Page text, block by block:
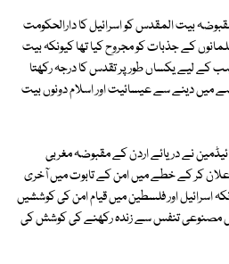
بیت المقدس کو اسرائیل کا دارالحکومت
کے جذبات کو مجروح کیا تھا کیونکہ بیت
کے لیے یکساں طور پر تقدس کا درجہ رکھتا
میں دینے سے عیسائیت اور اسلام دونوں بیت
نے دریائے اردن کے مقبوضہ مغربی
کر کے خطے میں امن کے تابوت میں آخری
اور فلسطین میں قیام امن کی کوششیں
مصنوعی تنفس سے زندہ رکھنے کی کوشش کی